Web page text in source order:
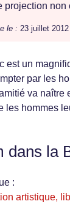
projection
le : 23 juillet
est un
par les
va naître
les hommes
dans la
:
artistique,